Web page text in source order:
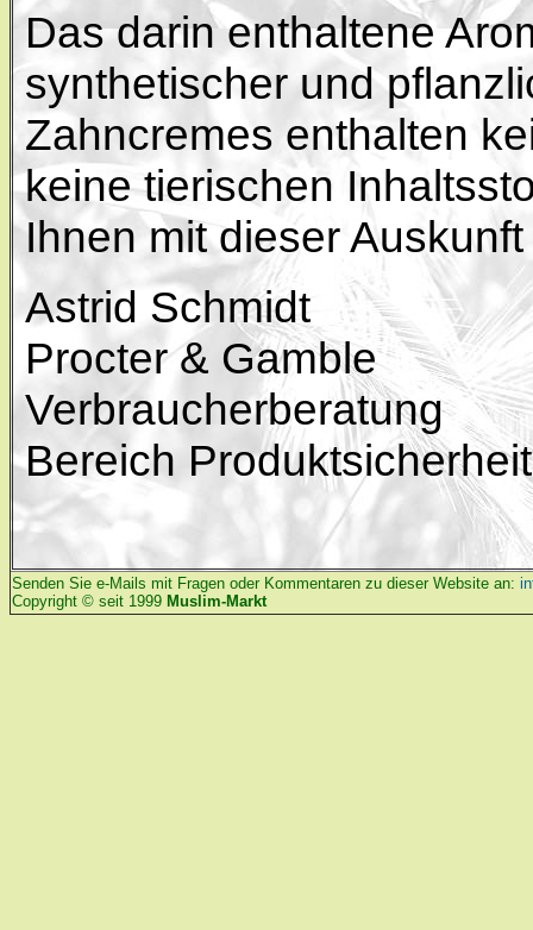
Das darin enthaltene
synthetischer und
Zahncremes enthalten
keine tierischen
Ihnen mit dieser
Astrid Schmidt
Procter & Gamble
Verbraucherberatung
Bereich
Senden Sie e-Mails mit Fragen oder Kommentaren zu dieser Website an:
Copyright © seit 1999 Muslim-Markt